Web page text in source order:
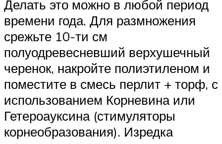
Делать это можно в любой период
времени года. Для размножения
срежьте 10-ти см
полуодревесневший верхушечный
черенок, накройте полиэтиленом и
поместите в смесь перлит + торф, с
использованием Корневина или
Гетероауксина (стимуляторы
корнеобразования). Изредка